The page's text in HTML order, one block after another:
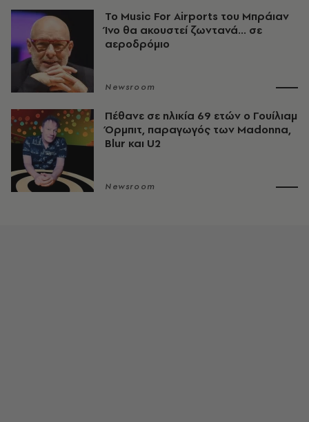
Το Music For Airports του Μπράιαν
Ίνο θα ακουστεί ζωντανά... σε
αεροδρόμιο
Newsroom
Πέθανε σε ηλικία 69 ετών ο Γουίλιαμ
Όρμπιτ, παραγωγός των Madonna,
Blur και U2
Newsroom